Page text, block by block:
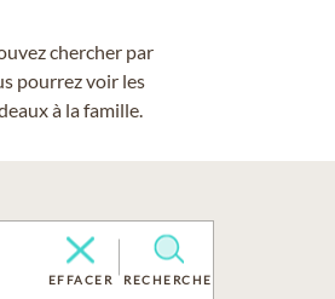
chercher par
pourrez voir les
à la famille.
EFFACER RECHERCHE